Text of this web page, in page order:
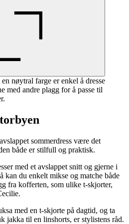
nøytral farge er enkel å dresse
med andre plagg for å passe til
sommerdress være det
både er stilfull og praktisk.
med et avslappet snitt og gjerne i
kan du enkelt mikse og matche både
fra kofferten, som ulike t-skjorter,
med en t-skjorte på dagtid, og ta
jakka til en linshorts, er stylistens råd.